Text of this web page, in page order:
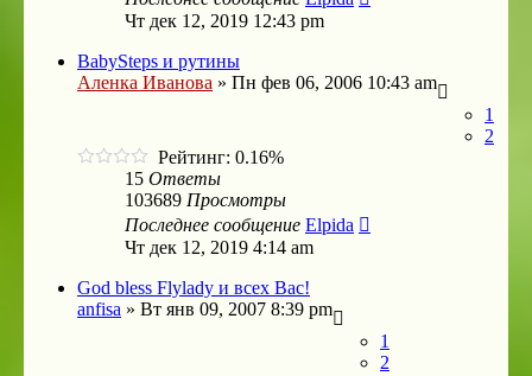
Чт дек 12, 2019 12:43 pm
BabySteps и рутины
Аленка Иванова » Пн фев 06, 2006 10:43 am
1
2
Рейтинг: 0.16%
15 Ответы
103689 Просмотры
Последнее сообщение Elpida
Чт дек 12, 2019 4:14 am
God bless Flylady и всех Вас!
anfisa » Вт янв 09, 2007 8:39 pm
1
2